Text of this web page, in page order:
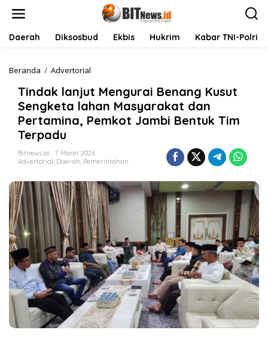
Daerah Diksosbud Ekbis Hukrim Kabar TNI-Polri
Beranda / Advertorial
n
d
a
k
n
j
t
M
e
n
g
u
r
a
i
B
e
n
a
n
Tindak lanjut Mengurai Benang Kusut
Sengketa lahan Masyarakat dan
Pertamina, Pemkot Jambi Bentuk Tim
Terpadu
Bitnews.id
7 Maret 2026
Advertorial, Daerah, Pemerintahan